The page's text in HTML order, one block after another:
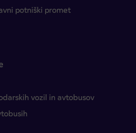
potniški promet
vozil in avtobusov